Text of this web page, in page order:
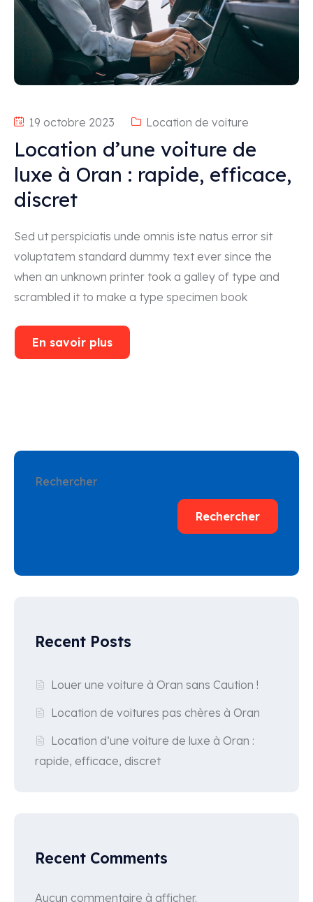
19 octobre 2023 Location de voiture
Location d’une voiture de
luxe à Oran : rapide, efficace,
discret
Sed ut perspiciatis unde omnis iste natus error sit
voluptatem standard dummy text ever since the
when an unknown printer took a galley of type and
scrambled it to make a type specimen book
En savoir plus
Rechercher
Rechercher
Recent Posts
Louer une voiture à Oran sans Caution !
Location de voitures pas chères à Oran
Location d’une voiture de luxe à Oran :
rapide, efficace, discret
Recent Comments
Aucun commentaire à afficher.